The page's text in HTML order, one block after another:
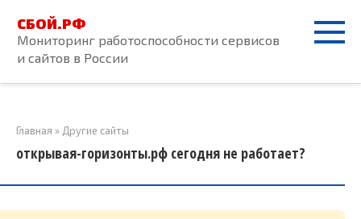
контенту
СБОЙ.РФ
Мониторинг работоспособности сервисов
и сайтов в России
Главная » Другие сайты
открывая-горизонты.рф сегодня не работает?